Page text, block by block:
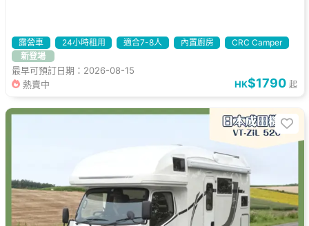
露營車 24小時租用 適合7-8人 內置廚房
CRC Camper
新登場
最早可預訂日期：2026-08-15
熱賣中
HK$1790 起